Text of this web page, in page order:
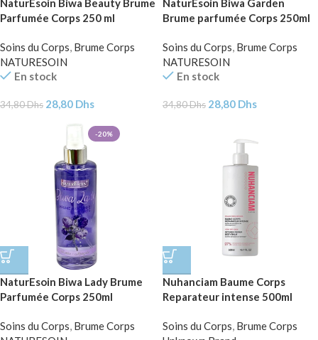
NaturEsoin Biwa Beauty Brume
Parfumée Corps 250 ml
Soins du Corps, Brume Corps
NATURESOIN
En stock
34,80Dhs 28,80 Dhs
NaturEsoin Biwa Garden
Brume parfumée Corps 250ml
Soins du Corps, Brume Corps
NATURESOIN
En stock
34,80Dhs 28,80 Dhs
-20%
NaturEsoin Biwa Lady Brume
Parfumée Corps 250ml
Soins du Corps, Brume Corps
Nuhanciam Baume Corps
Reparateur intense 500ml
Soins du Corps, Brume Corps